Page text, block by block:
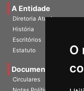
O
A Entidade
Diretoria Atual
História
Escritórios
Estatuto
Documentos
Circulares